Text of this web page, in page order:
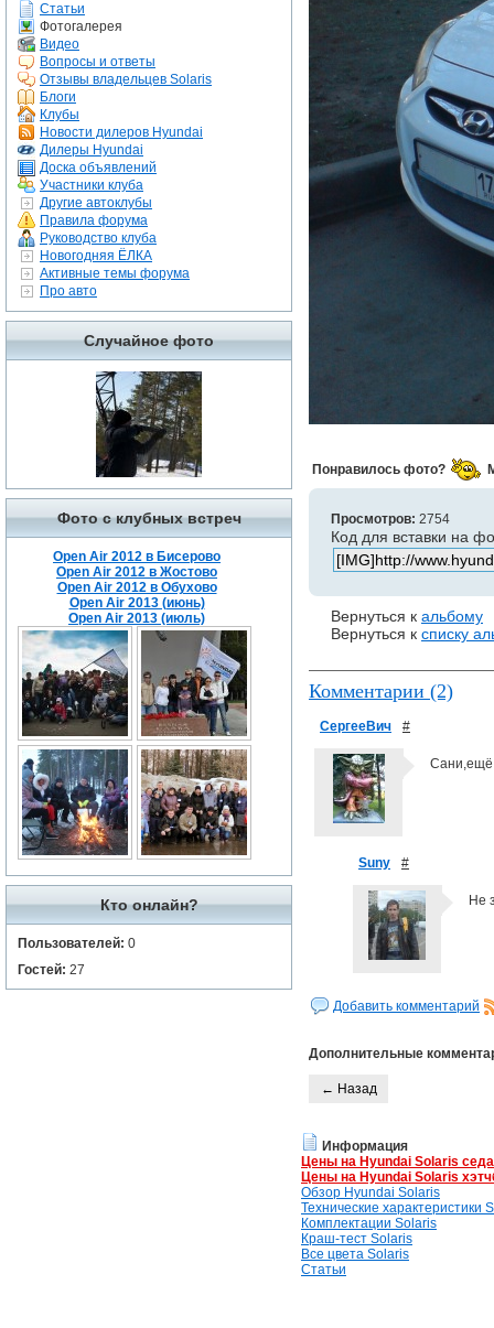
Статьи
Фотогалерея
Видео
Вопросы и ответы
Отзывы владельцев Solaris
Блоги
Клубы
Новости дилеров Hyundai
Дилеры Hyundai
Доска объявлений
Участники клуба
Другие автоклубы
Правила форума
Руководство клуба
Новогодняя ЁЛКА
Активные темы форума
Про авто
Случайное фото
Фото с клубных встреч
Open Air 2012 в Бисерово
Open Air 2012 в Жостово
Open Air 2012 в Обухово
Open Air 2013 (июнь)
Open Air 2013 (июль)
Кто онлайн?
Пользователей: 0
Гостей: 27
Понравилось фото?
Просмотров: 2754
Код для вставки на
Вернуться к альбому
Вернуться к списку
Комментарии (2)
СергееВич #
Сани,ещё
Suny #
Не
Добавить комментарий
Дополнительные
← Назад
Информация
Цены на Hyundai Solaris
Цены на Hyundai Solaris
Обзор Hyundai Solaris
Технические характеристики
Комплектации Solaris
Краш-тест Solaris
Все цвета Solaris
Статьи